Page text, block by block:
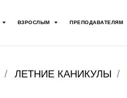
ВЗРОСЛЫМ ПРЕПОДАВАТЕЛЯМ
/ ЛЕТНИЕ КАНИКУЛЫ /